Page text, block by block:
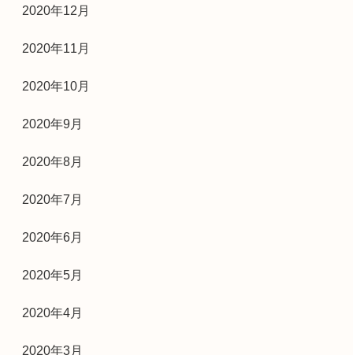
2020年12月
2020年11月
2020年10月
2020年9月
2020年8月
2020年7月
2020年6月
2020年5月
2020年4月
2020年3月